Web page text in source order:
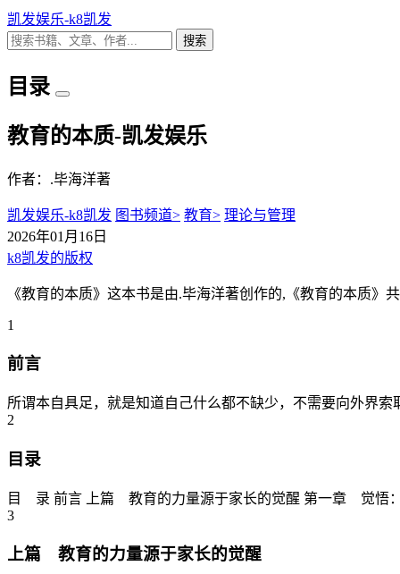
凯发娱乐-k8凯发
搜索
目录
教育的本质-凯发娱乐
作者：.毕海洋著
凯发娱乐-k8凯发 图书频道> 教育> 理论与管理
2026年01月16日
k8凯发的版权
《教育的本质》这本书是由.毕海洋著创作的,《教育的本质》
1
前言
所谓本自具足，就是知道自己什么都不缺少，不需要向外界
2
目录
目 录 前言 上篇 教育的力量源于家长的觉醒 第一章 觉悟：
3
上篇 教育的力量源于家长的觉醒